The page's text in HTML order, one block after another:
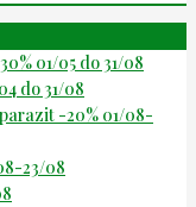
01/05 do 31/08
do 31/08
-20% 01/08-
23/08